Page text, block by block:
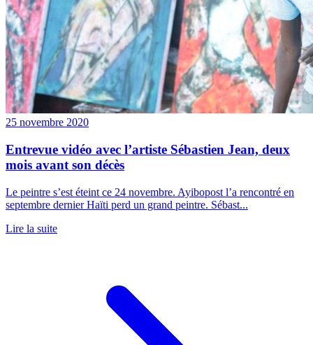
25 novembre 2020
Entrevue vidéo avec l’artiste Sébastien Jean, deux
mois avant son décès
Le peintre s’est éteint ce 24 novembre. Ayibopost l’a rencontré en
septembre dernier Haïti perd un grand peintre. Sébast...
Lire la suite